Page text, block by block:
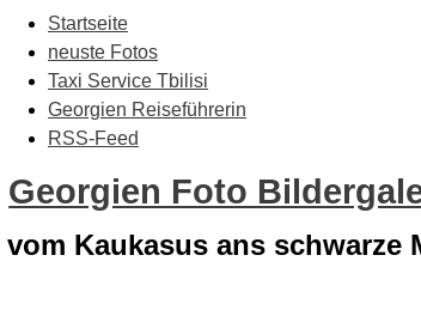
Startseite
neuste Fotos
Taxi Service Tbilisi
Georgien Reiseführerin
RSS-Feed
Georgien Foto
vom Kaukasus ans